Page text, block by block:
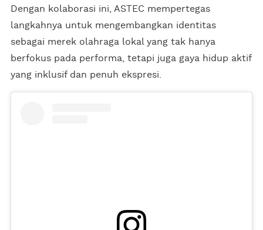
Dengan kolaborasi ini, ASTEC mempertegas
langkahnya untuk mengembangkan identitas
sebagai merek olahraga lokal yang tak hanya
berfokus pada performa, tetapi juga gaya hidup aktif
yang inklusif dan penuh ekspresi.